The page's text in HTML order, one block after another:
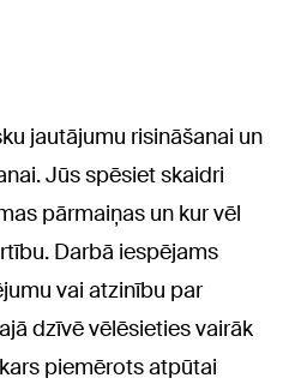
jautājumu risināšanai un
Jūs spēsiet skaidri
pārmaiņas un kur vēl
Darbā iespējams
vai atzinību par
dzīvē vēlēsieties vairāk
piemērots atpūtai